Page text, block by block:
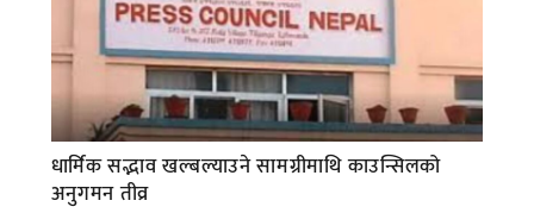
धार्मिक सद्भाव खल्बल्याउने सामग्रीमाथि काउन्सिलको
अनुगमन तीव्र